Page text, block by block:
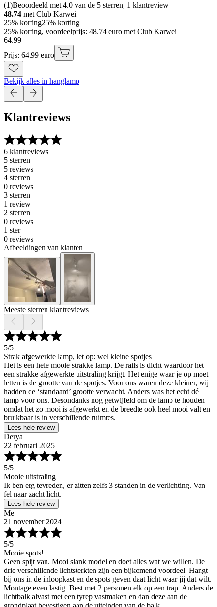
(1)Beoordeeld met 4.0 van de 5 sterren, 1 klantreview
48.74 met Club Karwei
25% korting25% korting
25% korting, voordeelprijs: 48.74 euro met Club Karwei
64.99
Prijs: 64.99 euro
Bekijk alles in hanglamp
Klantreviews
6 klantreviews
5 sterren
5 reviews
4 sterren
0 reviews
3 sterren
1 review
2 sterren
0 reviews
1 ster
0 reviews
Afbeeldingen van klanten
Meeste sterren klantreviews
5/5
Strak afgewerkte lamp, let op: wel kleine spotjes
Het is een hele mooie strakke lamp. De rails is dicht waardoor het
een strakke afgewerkte uitstraling krijgt. Het enige waar je op moet
letten is de grootte van de spotjes. Voor ons waren deze kleiner, wij
hadden de ‘standaard’ grootte verwacht. Anders was het echt dé
lamp voor ons. Desondanks nog getwijfeld om de lamp te houden
omdat het zo mooi is afgewerkt en de breedte ook heel mooi valt en
bruikbaar is in verschillende ruimtes.
Lees hele review
Derya
22 februari 2025
5/5
Mooie uitstraling
Ik ben erg tevreden, er zitten zelfs 3 standen in de verlichting. Van
fel naar zacht licht.
Lees hele review
Me
21 november 2024
5/5
Mooie spots!
Geen spijt van. Mooi slank model en doet alles wat we willen. De
drie verschillende lichtsterkten zijn een bijkomend voordeel. Hangt
bij ons in de inloopkast en de spots geven daat licht waar jij dat wilt.
Montage even lastig. Best met 2 personen elk op een trap. Anders de
lichtbalk alvast met een tyrep vastmaken en dan deze aan de